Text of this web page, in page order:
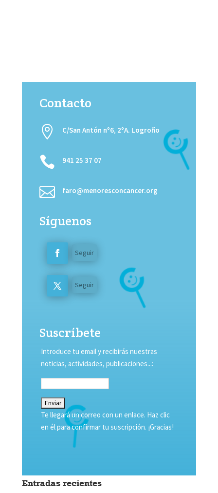
Contacto
 C/San Antón nº6, 2ºA. Logroño
 941 25 37 07
 faro@menoresconcancer.org
Síguenos
Seguir
Seguir
Suscríbete
Introduce tu email y recibirás nuestras
noticias, actividades, publicaciones...:
Te llegará un correo con un enlace. Haz clic
en él para confirmar tu suscripción. ¡Gracias!
Entradas recientes